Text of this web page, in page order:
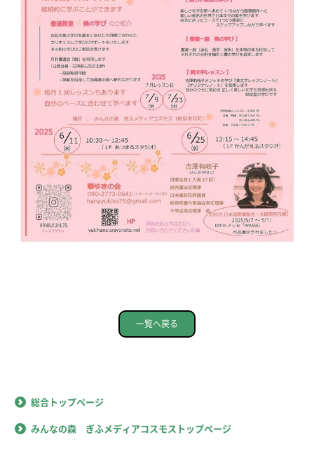
一覧へ戻る
総合トップページ
みんなの森 ぎふメディアコスモストップページ